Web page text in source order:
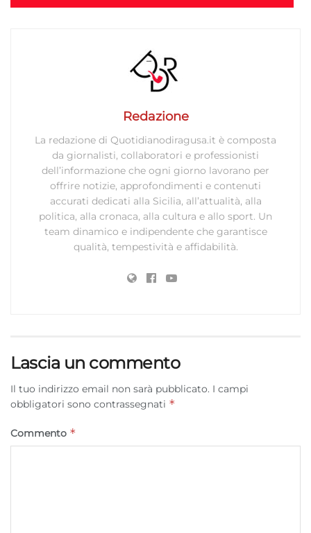
Redazione
La redazione di Quotidianodiragusa.it è composta
da giornalisti, collaboratori e professionisti
dell’informazione che ogni giorno lavorano per
offrire notizie, approfondimenti e contenuti
accurati dedicati alla Sicilia, all’attualità, alla
politica, alla cronaca, alla cultura e allo sport. Un
team dinamico e indipendente che garantisce
qualità, tempestività e affidabilità.
Lascia un commento
Il tuo indirizzo email non sarà pubblicato. I campi
obbligatori sono contrassegnati *
Commento *